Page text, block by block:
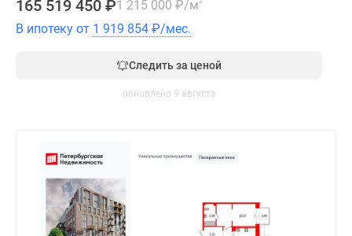
165 519 450 ₽1 215 000 ₽/м
В ипотеку от 1 919 854 ₽/мес.
Следить за ценой
обновлено 9 августа